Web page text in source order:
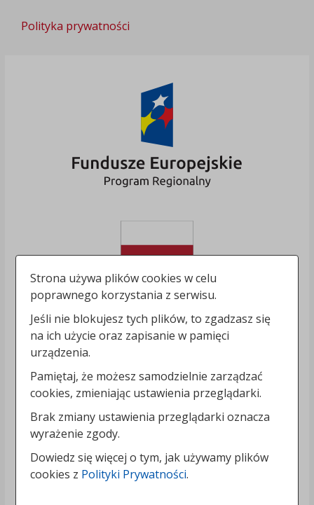
Polityka prywatności
Strona używa plików cookies w celu
poprawnego korzystania z serwisu.
Jeśli nie blokujesz tych plików, to zgadzasz się
na ich użycie oraz zapisanie w pamięci
urządzenia.
Pamiętaj, że możesz samodzielnie zarządzać
cookies, zmieniając ustawienia przeglądarki.
Brak zmiany ustawienia przeglądarki oznacza
wyrażenie zgody.
Dowiedz się więcej o tym, jak używamy plików
cookies z Polityki Prywatności.